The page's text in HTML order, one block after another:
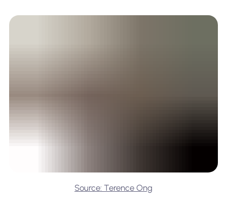
Source: Terence Ong